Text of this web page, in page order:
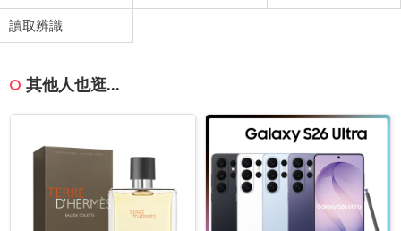
讀取辨識
其他人也逛...